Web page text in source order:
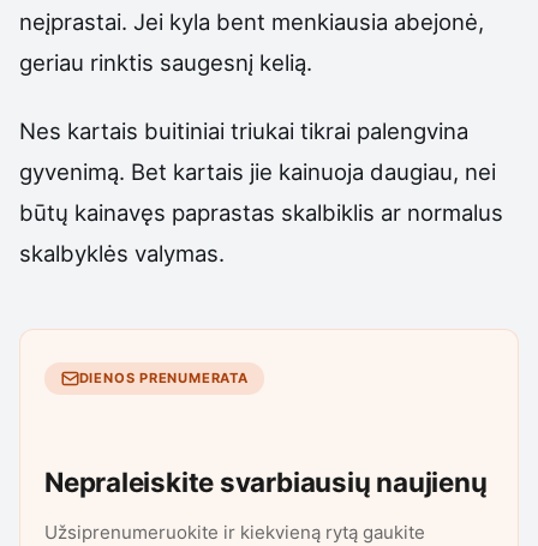
neįprastai. Jei kyla bent menkiausia abejonė,
geriau rinktis saugesnį kelią.
Nes kartais buitiniai triukai tikrai palengvina
gyvenimą. Bet kartais jie kainuoja daugiau, nei
būtų kainavęs paprastas skalbiklis ar normalus
skalbyklės valymas.
DIENOS PRENUMERATA
Nepraleiskite svarbiausių naujienų
Užsiprenumeruokite ir kiekvieną rytą gaukite